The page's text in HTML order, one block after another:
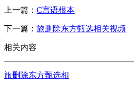
上一篇： C言语根本
下一篇： 旅删除东方甄选相关视频
相关内容
旅删除东方甄选相